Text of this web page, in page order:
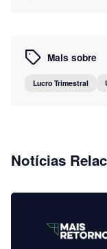
Mais sobre
Lucro Trimestral
Notícias